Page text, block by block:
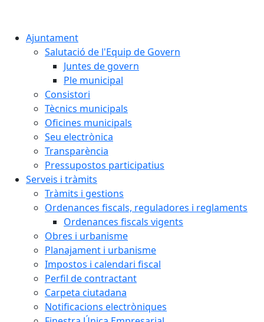
Ajuntament
Salutació de l'Equip de Govern
Juntes de govern
Ple municipal
Consistori
Tècnics municipals
Oficines municipals
Seu electrònica
Transparència
Pressupostos participatius
Serveis i tràmits
Tràmits i gestions
Ordenances fiscals, reguladores i reglaments
Ordenances fiscals vigents
Obres i urbanisme
Planajament i urbanisme
Impostos i calendari fiscal
Perfil de contractant
Carpeta ciutadana
Notificacions electròniques